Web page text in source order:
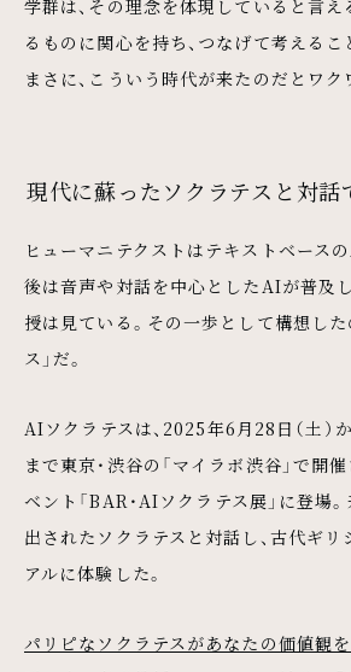
学群は、その理念を体現していると言え
るものに関心を持ち、つなげて考えるこ
まさに、こういう時代が来たのだとワク
現代に蘇ったソクラテスと対話
ヒューマニテクストはテキストベース
後は音声や対話を中心としたAIが普及
授は見ている。その一歩として構想した
ス」だ。
AIソクラテスは、2025年6月28日（土）か
まで東京・渋谷の「マイラボ渋谷」で開
ベント「BAR・AIソクラテス展」に登場
出されたソクラテスと対話し、古代ギリ
アルに体験した。
パリピなソクラテスがあなたの価値観